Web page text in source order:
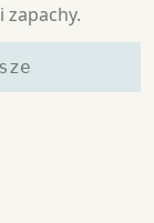
zapachy.